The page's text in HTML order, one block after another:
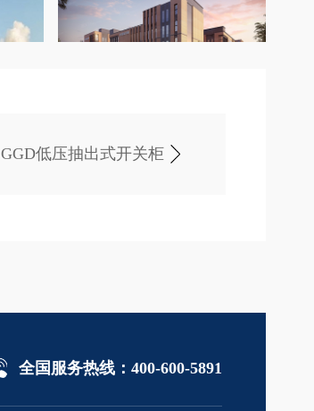
GGD低压抽出式开关柜
全国服务热线：400-600-5891